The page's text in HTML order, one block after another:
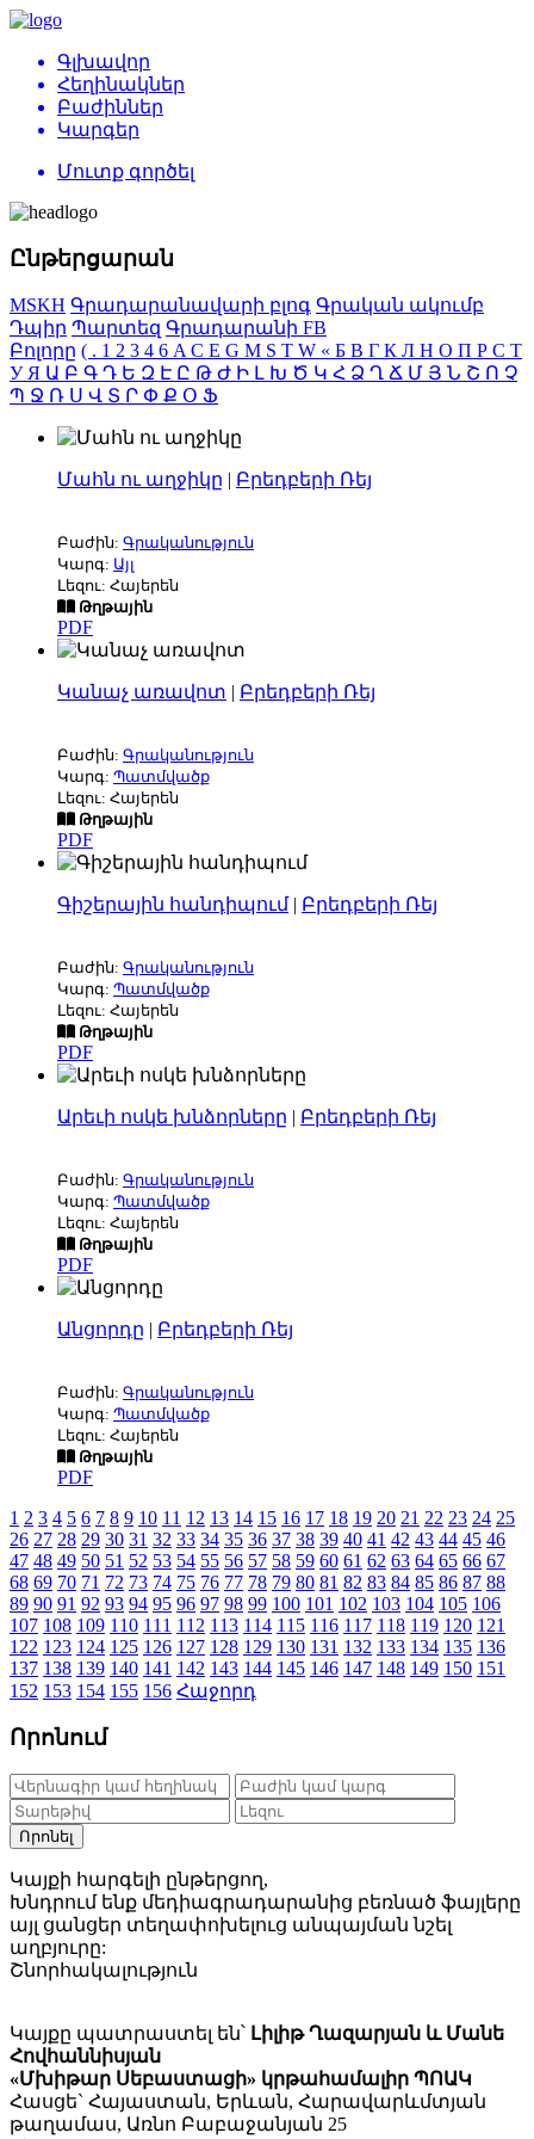
Գլխավոր
Հեղինակներ
Բաժիններ
Կարգեր
Մուտք գործել
Ընթերցարան
MSKH Գրադարանավարի բլոգ Գրական ակումբ
Դպիր Պարտեզ Գրադարանի FB
Բոլորը ( . 1 2 3 4 6 AC E G M S T W « Б В Г К Л Н О П Р С Т
УЯ Ա Բ Գ Դ Ե Զ Է Ը Թ Ժ Ի Լ Խ Ծ Կ Հ Ձ Ղ Ճ Մ Յ Ն Շ Ո Չ
Պ Ջ Ռ Ս Վ Տ Ր Փ Ք Օ Ֆ
Մահն ու աղջիկը | Բրեդբերի Ռեյ
Բաժին: Գրականություն
Կարգ: Այլ
Լեզու: Հայերեն
Թղթային
PDF
Կանաչ առավոտ | Բրեդբերի Ռեյ
Բաժին: Գրականություն
Կարգ: Պատմվածք
Լեզու: Հայերեն
Թղթային
PDF
Գիշերային հանդիպում| Բրեդբերի Ռեյ
Բաժին: Գրականություն
Կարգ: Պատմվածք
Լեզու: Հայերեն
Թղթային
PDF
Արեւի ոսկե խնձորները | Բրեդբերի Ռեյ
Բաժին: Գրականություն
Կարգ: Պատմվածք
Լեզու: Հայերեն
Թղթային
PDF
Անցորդը | Բրեդբերի Ռեյ
Բաժին: Գրականություն
Կարգ: Պատմվածք
Լեզու: Հայերեն
Թղթային
PDF
1 2 3 4 5 6 7 8 9 10 11 12 13 14 15 16 17 18 19 20 21 22 23 24 25
26 27 28 29 30 31 32 33 34 35 36 37 38 39 40 41 42 43 44 45 46
47 48 49 50 51 52 53 54 55 56 57 58 59 60 61 62 63 64 65 66 67
68 69 70 71 72 73 74 75 76 77 78 79 80 81 82 83 84 85 86 87 88
89 90 91 92 93 94 95 96 97 98 99 100 101 102 103 104 105 106
107 108 109 110 111 112 113 114 115 116 117 118 119 120 121
122 123 124 125 126 127 128 129 130 131 132 133 134 135 136
137 138 139 140 141 142 143 144 145 146 147 148 149 150 151
152 153 154 155 156 Հաջորդ
Որոնում
Որոնել
Կայքի հարգելի ընթերցող,
Խնդրում ենք մեդիագրադարանից բեռնած ֆայլերը
այլ ցանցեր տեղափոխելուց անպայման նշել
աղբյուրը:
Շնորհակալություն
Կայքը պատրաստել են՝ Լիլիթ Ղազարյան և Մանե
Հովհաննիսյան
«Մխիթար Սեբաստացի» կրթահամալիր ՊՈԱԿ
Հասցե` Հայաստան, Երևան, Հարավարևմտյան
թաղամաս, Առնո Բաբաջանյան 25